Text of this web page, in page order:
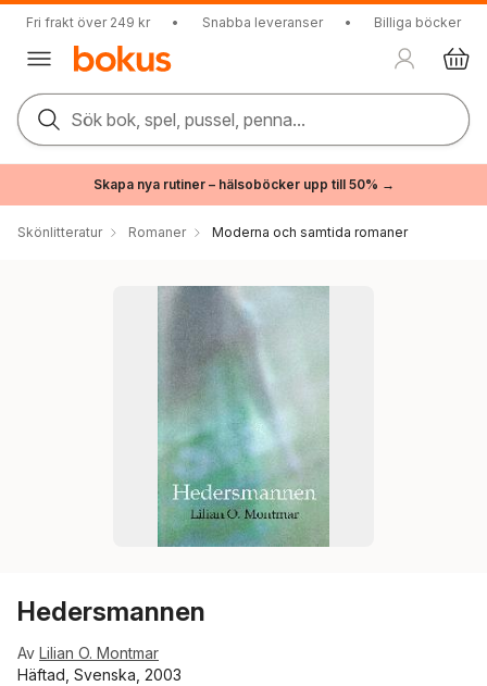
Fri frakt över 249 kr • Snabba leveranser • Billiga böcker
Sök bok, spel, pussel, penna...
Skapa nya rutiner – hälsoböcker upp till 50% →
Skönlitteratur Romaner Moderna och samtida romaner
Hedersmannen
Av Lilian O. Montmar
Häftad, Svenska, 2003